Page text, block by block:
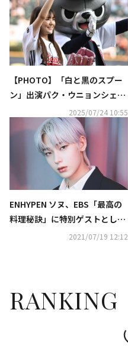
【PHOTO】「白と黒のスプー
ン」出演パク・ウニョンシェ
フ、始球・始打式に登場2025/07/24 10:55
ENHYPEN ソヌ、EBS「最高の
料理秘訣」に特別ゲストとして
出演…隠れた腕前を披露！？
2021/07/19 12:12
RANKING